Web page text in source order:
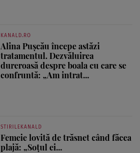
KANALD.RO
Alina Pușcău începe astăzi
tratamentul. Dezvăluirea
dureroasă despre boala cu care se
confruntă: „Am intrat...
STIRILEKANALD
Femeie lovită de trăsnet când făcea
plajă: „Soțul ei...